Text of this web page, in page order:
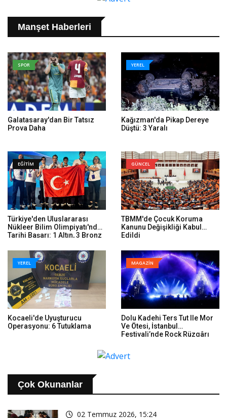
Manşet Haberleri
SPOR
Galatasaray'dan Bir Tatsız
Prova Daha
YEREL
Kağızman'da Pikap Dereye
Düştü: 3 Yaralı
EĞİTİM
Türkiye'den Uluslararası
Nükleer Bilim Olimpiyatı'nda
Tarihi Başarı: 1 Altın, 3 Bronz
GÜNCEL
TBMM'de Çocuk Koruma
Kanunu Değişikliği Kabul
Edildi
YEREL
Kocaeli'de Uyuşturucu
Operasyonu: 6 Tutuklama
MAGAZİN
Dolu Kadehi Ters Tut Ile Mor
Ve Ötesi, İstanbul
Festivali’nde Rock Rüzgârı
Çok Okunanlar
02 Temmuz 2026, 15:24